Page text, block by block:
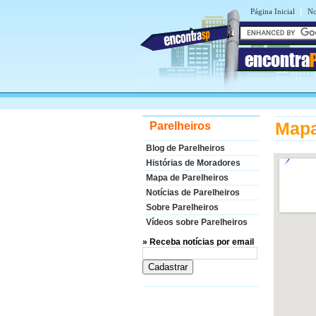
Página Inicial |
encontra
Parelheiros
Blog de Parelheiros
Histórias de Moradores
Mapa de Parelheiros
Notícias de Parelheiros
Sobre Parelheiros
Vídeos sobre Parelheiros
» Receba notícias por email